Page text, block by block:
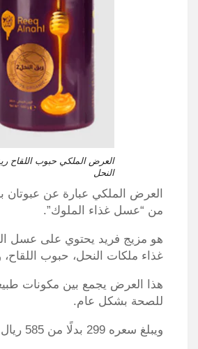
العرض الملكي حبوب اللقاح
النحل
العرض الملكي عبارة عن
من “عسل غذاء الملوك”.
هو مزيج فريد يحتوي على عسل
غذاء ملكات النحل، حبوب اللقاح،
هذا العرض يجمع بين مكونات
للصحة بشكل عام.
ويبلغ سعره 299 بدلًا من 585 ريال سعودي.